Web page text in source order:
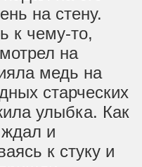
на стену.
к чему-то,
на
медь на
старческих
улыбка. Как
ждал и
к стуку и